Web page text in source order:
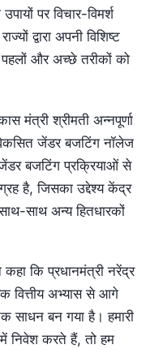
पर विचार-विमर्श
द्वारा अपनी विशिष्ट
और अच्छे तरीकों को
मंत्री श्रीमती अन्नपूर्णा
विकसित जेंडर बजटिंग नॉलेज
बजटिंग प्रक्रियाओं से
है, जिसका उद्देश्य केंद्र
साथ अन्य हितधारकों
कि प्रधानमंत्री नरेंद्र
वित्तीय अभ्यास से आगे
साधन बन गया है। हमारी
निवेश करते हैं, तो हम